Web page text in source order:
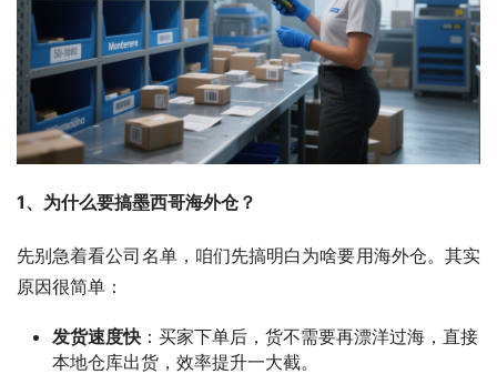
1、为什么要搞墨西哥海外仓？
先别急着看公司名单，咱们先搞明白为啥要用海外仓。其实
原因很简单：
发货速度快 ：买家下单后，货不需要再漂洋过海，直接
本地仓库出货，效率提升一大截。